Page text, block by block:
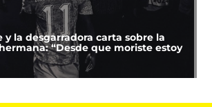
y la desgarradora carta sobre la
“Desde que moriste estoy